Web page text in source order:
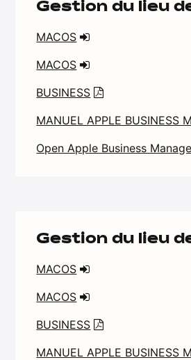
Gestion du lieu
MACOS
MACOS
BUSINESS
MANUEL APPLE BUSINESS
Open Apple Business
Gestion du lieu
MACOS
MACOS
BUSINESS
MANUEL APPLE BUSINESS